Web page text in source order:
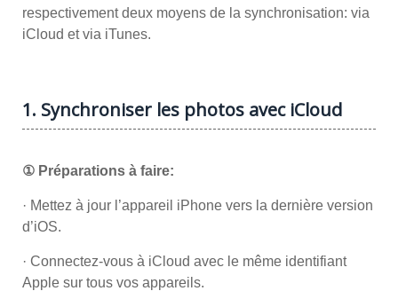
respectivement deux moyens de la synchronisation: via
iCloud et via iTunes.
1. Synchroniser les photos avec iCloud
① Préparations à faire:
· Mettez à jour l’appareil iPhone vers la dernière version
d’iOS.
· Connectez-vous à iCloud avec le même identifiant
Apple sur tous vos appareils.